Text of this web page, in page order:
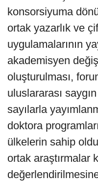
konsorsiyuma
ortak yazarlık ve
uygulamalarının
akademisyen
oluşturulması,
uluslararası
sayılarla
doktora
ülkelerin sahip
ortak araştırmalar